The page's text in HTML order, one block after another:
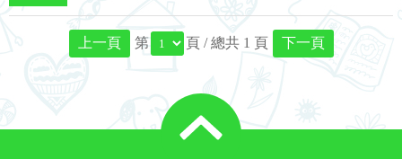
上一頁 第 頁 / 總共 1 頁 下一頁